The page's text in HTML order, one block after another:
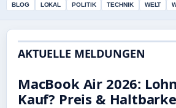
BLOG LOKAL POLITIK TECHNIK WELT
AKTUELLE MELDUNGEN
MacBook Air 2026:
Kauf? Preis &